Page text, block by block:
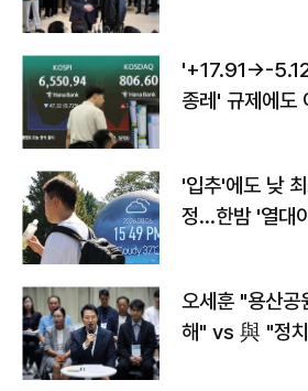
'+17.91→-
종레' 규제에도
'입추'에도 낮
정…한밤 '열대
오세훈 "용산공
해" vs 與 "정